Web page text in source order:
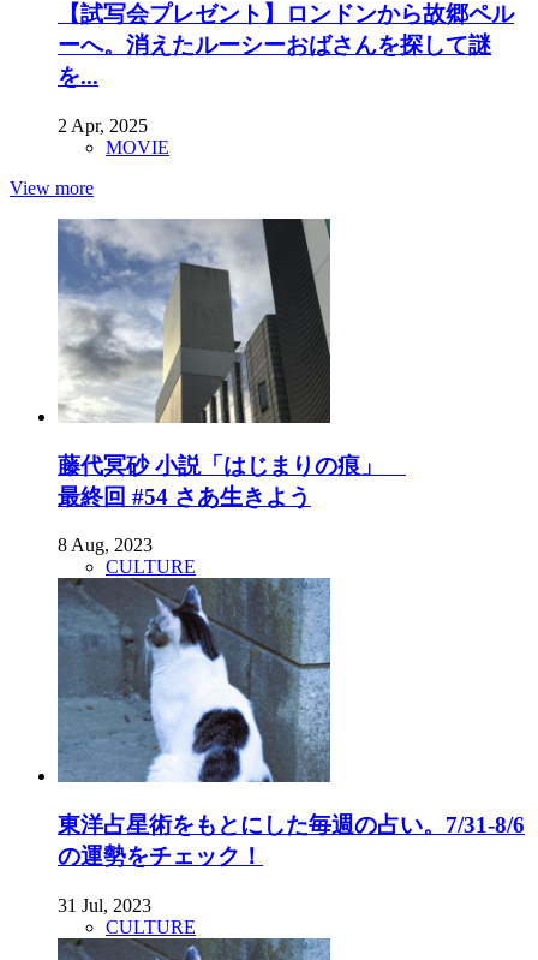
【試写会プレゼント】ロンドンから故郷ペル
ーへ。消えたルーシーおばさんを探して謎
を...
2 Apr, 2025
MOVIE
View more
藤代冥砂 小説「はじまりの痕」
最終回 #54 さあ生きよう
8 Aug, 2023
CULTURE
東洋占星術をもとにした毎週の占い。7/31-8/6
の運勢をチェック！
31 Jul, 2023
CULTURE